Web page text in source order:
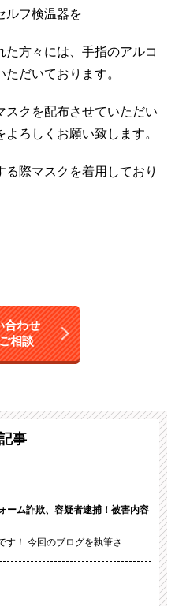
ルフ検温器を
方々には、手指のアルコ
だいております。
スクを配布させていただい
ろしくお願い致します。
際マスクを着用しており
合わせ
相談
事
ーム詐欺、容疑者逮捕！被害内容
す！ 今回のブログを執筆さ...